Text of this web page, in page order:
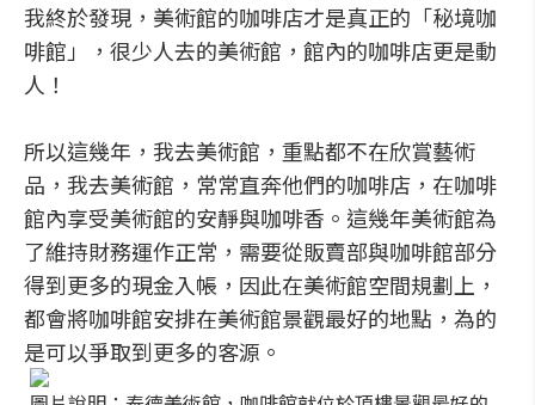
我終於發現，美術館的咖啡店才是真正的「秘境咖
啡館」，很少人去的美術館，館內的咖啡店更是動
人！
所以這幾年，我去美術館，重點都不在欣賞藝術
品，我去美術館，常常直奔他們的咖啡店，在咖啡
館內享受美術館的安靜與咖啡香。這幾年美術館為
了維持財務運作正常，需要從販賣部與咖啡館部分
得到更多的現金入帳，因此在美術館空間規劃上，
都會將咖啡館安排在美術館景觀最好的地點，為的
是可以爭取到更多的客源。